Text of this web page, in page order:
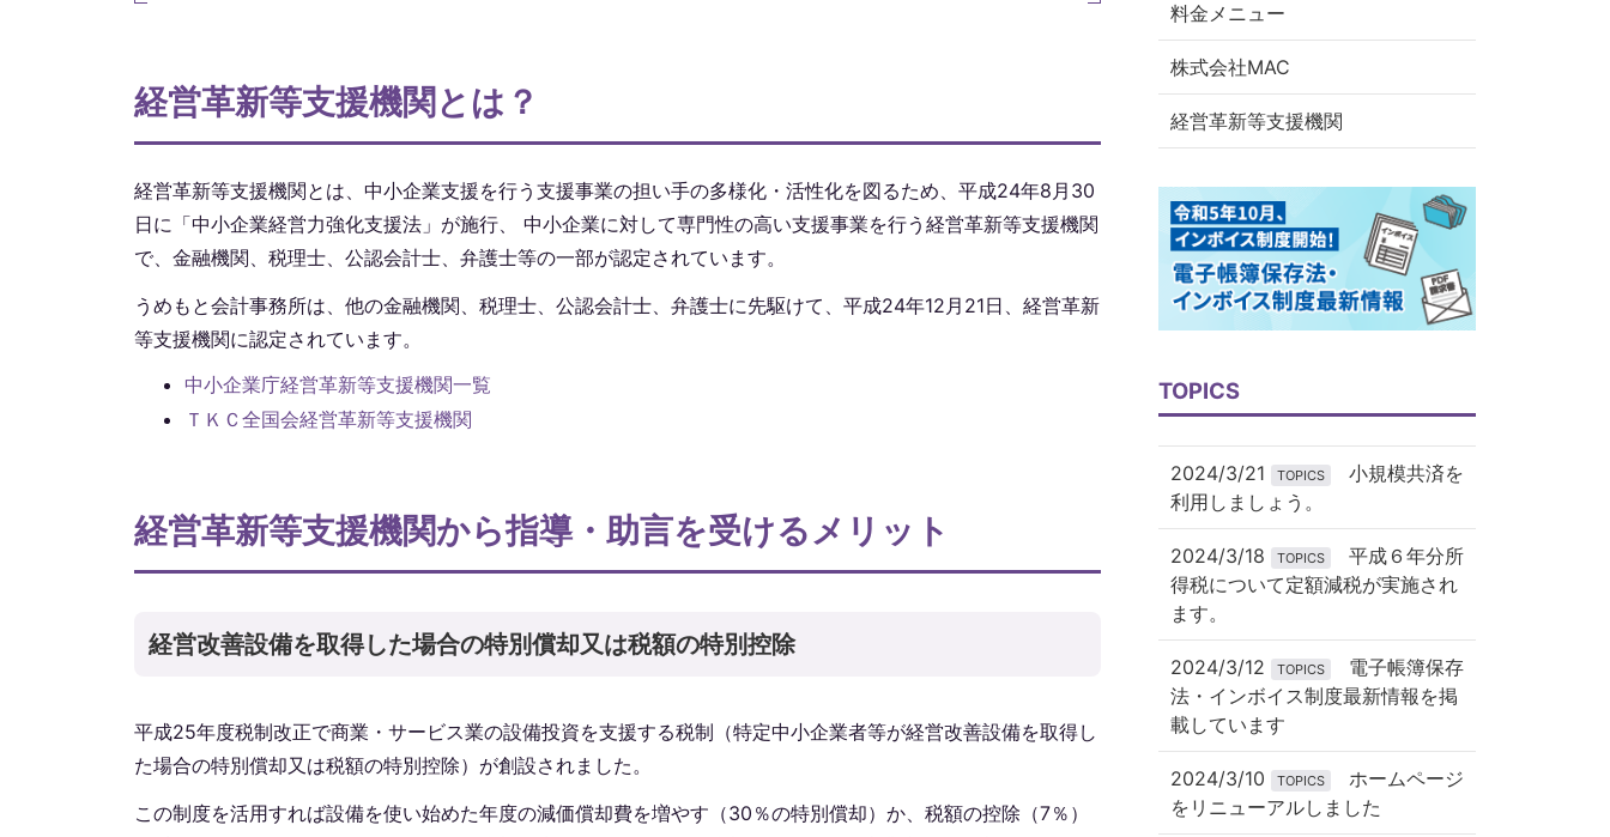
経営革新等支援機関とは？
経営革新等支援機関とは、中小企業支援を行う支援事業の担い手の多様化・活性化を図るため、平成24年8月30
日に「中小企業経営力強化支援法」が施行、 中小企業に対して専門性の高い支援事業を行う経営革新等支援機関
で、金融機関、税理士、公認会計士、弁護士等の一部が認定されています。
うめもと会計事務所は、他の金融機関、税理士、公認会計士、弁護士に先駆けて、平成24年12月21日、経営革新
等支援機関に認定されています。
中小企業庁経営革新等支援機関一覧
ＴＫＣ全国会経営革新等支援機関
経営革新等支援機関から指導・助言を受けるメリット
経営改善設備を取得した場合の特別償却又は税額の特別控除
平成25年度税制改正で商業・サービス業の設備投資を支援する税制（特定中小企業者等が経営改善設備を取得し
た場合の特別償却又は税額の特別控除）が創設されました。
この制度を活用すれば設備を使い始めた年度の減価償却費を増やす（30％の特別償却）か、税額の控除（7％）
料金メニュー
株式会社MAC
経営革新等支援機関
TOPICS
2024/3/21 TOPICS
小規模共済を
利用しましょう。
2024/3/18 TOPICS
平成６年分所
得税について定額減税が実施され
ます。
2024/3/12 TOPICS
電子帳簿保存
法・インボイス制度最新情報を掲
載しています
2024/3/10 TOPICS
ホームページ
をリニューアルしました